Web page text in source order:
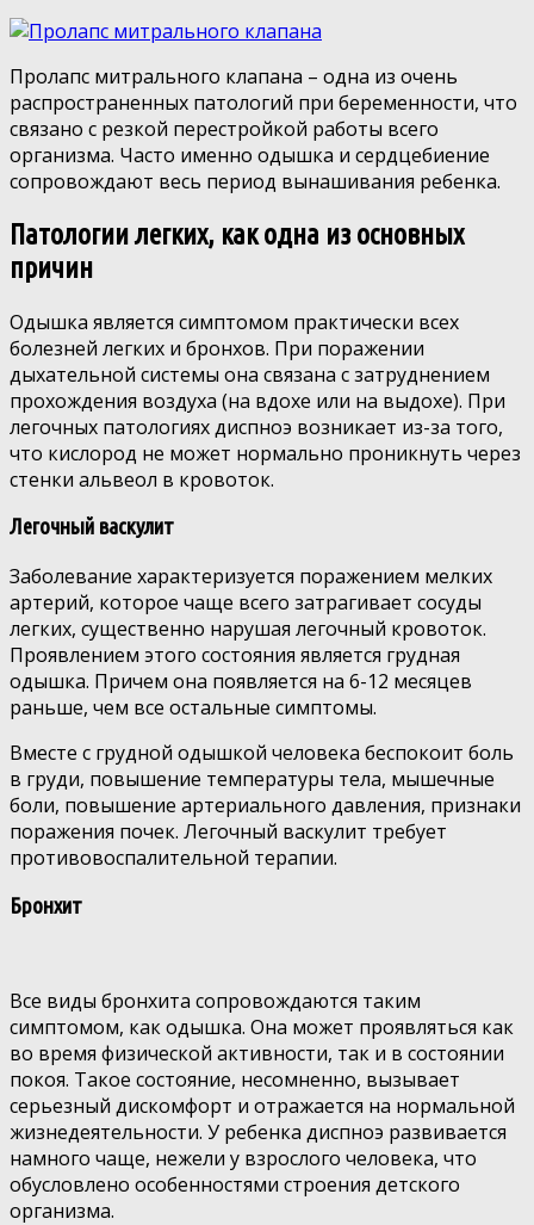
Пролапс митрального клапана – одна из очень
распространенных патологий при беременности, что
связано с резкой перестройкой работы всего
организма. Часто именно одышка и сердцебиение
сопровождают весь период вынашивания ребенка.
Патологии легких, как одна из основных
причин
Одышка является симптомом практически всех
болезней легких и бронхов. При поражении
дыхательной системы она связана с затруднением
прохождения воздуха (на вдохе или на выдохе). При
легочных патологиях диспноэ возникает из-за того,
что кислород не может нормально проникнуть через
стенки альвеол в кровоток.
Легочный васкулит
Заболевание характеризуется поражением мелких
артерий, которое чаще всего затрагивает сосуды
легких, существенно нарушая легочный кровоток.
Проявлением этого состояния является грудная
одышка. Причем она появляется на 6-12 месяцев
раньше, чем все остальные симптомы.
Вместе с грудной одышкой человека беспокоит боль
в груди, повышение температуры тела, мышечные
боли, повышение артериального давления, признаки
поражения почек. Легочный васкулит требует
противовоспалительной терапии.
Бронхит
Все виды бронхита сопровождаются таким
симптомом, как одышка. Она может проявляться как
во время физической активности, так и в состоянии
покоя. Такое состояние, несомненно, вызывает
серьезный дискомфорт и отражается на нормальной
жизнедеятельности. У ребенка диспноэ развивается
намного чаще, нежели у взрослого человека, что
обусловлено особенностями строения детского
организма.